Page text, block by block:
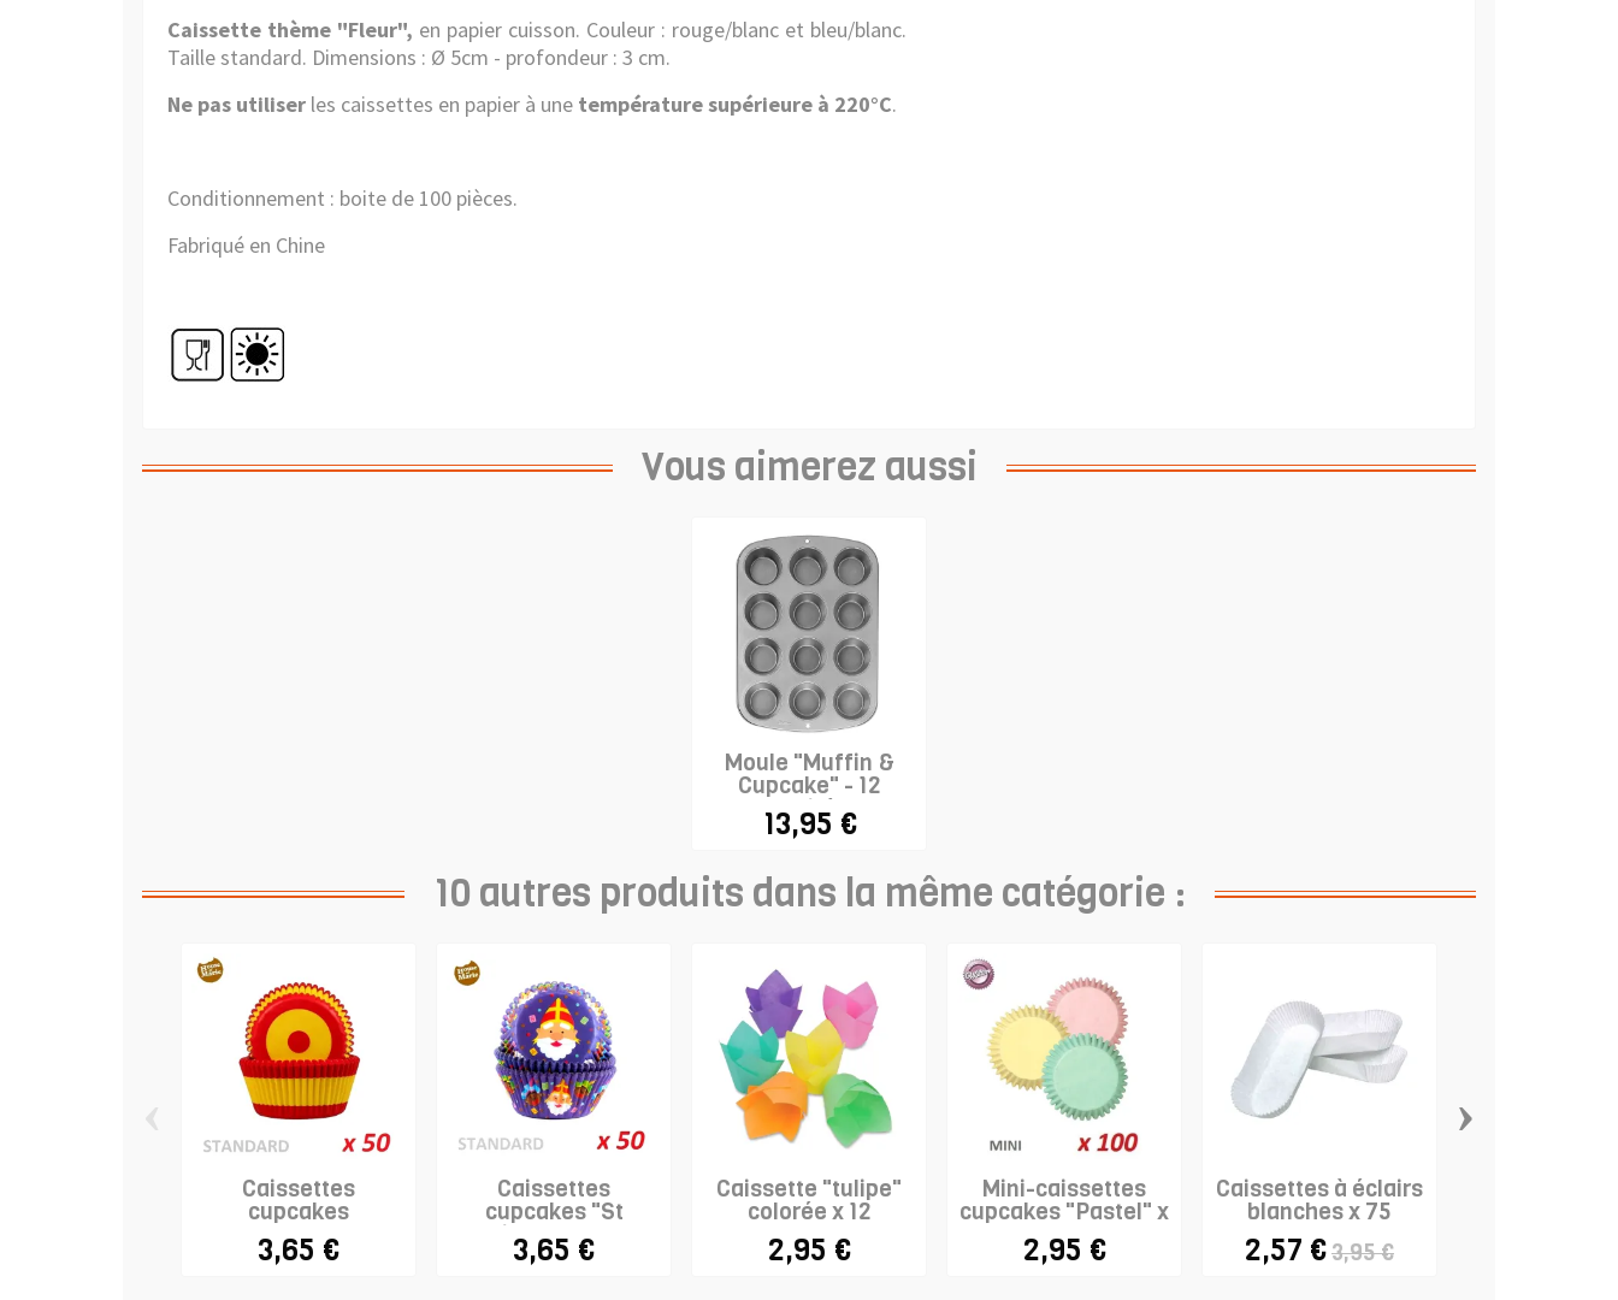
Caissette thème "Fleur", en papier cuisson. Couleur : rouge/blanc et bleu/blanc.
Taille standard. Dimensions : Ø 5cm - profondeur : 3 cm.
Ne pas utiliser les caissettes en papier à une température supérieure à 220°C.
Conditionnement : boite de 100 pièces.
Fabriqué en Chine
Vous aimerez aussi
Moule "Muffin &
Cupcake" - 12
cavités
13,95 €
10 autres produits dans la même catégorie :
Caissettes
cupcakes
"Espagne" x 50
3,65 €
Caissettes
cupcakes "St
Nicolas" x 50
3,65 €
Caissette "tulipe"
colorée x 12
2,95 €
Mini-caissettes
cupcakes "Pastel" x
100
2,95 €
Caissettes à éclairs
blanches x 75
2,57 €3,95 €
›